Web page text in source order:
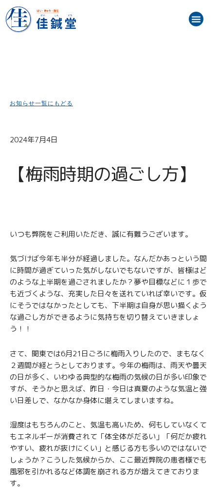
容
メ
ニ
お知らせ一覧にもどる
2024年7月4日
【梅雨時期の過ごし方】
いつも弊院をご利用いただき、誠に有難うございます。
気づけば今年も半分が経過しました。なんだかあっという間
に時間が過ぎていった気がしないでもないですが、皆様はど
のような上半期を過ごされましたか？夢や目標などに１歩で
も近づくような、充実した日々を送れていれば幸いです。仮
にそうではなかったとしても、下半期は自身が思い描くよう
な過ごし方ができるように気持ちを切り替えていきましょ
う！！
さて、関東では6月21日ごろに梅雨入りしたので、まもなく
２週間が経とうとしております。今年の梅雨は、雨天や曇天
の日が多く、いわゆる典型的な梅雨の気候の日が多い印象で
すが、そうかと思えば、昨日・今日は真夏のような気温と強
い日差しで、なかなか身体に堪えてしまいますね。
湿度はもちろんのこと、気温も高いため、何もしていなくて
もエネルギーが消費されて「体全体がだるい」「何だか疲れ
やすい、疲れが抜けにくい」と感じる方も多いのではないで
しょうか？こうした気候からか、ここ最近弊院の患者様でも
風邪を引かれるなど体調を崩される方が増えてきておりま
す。